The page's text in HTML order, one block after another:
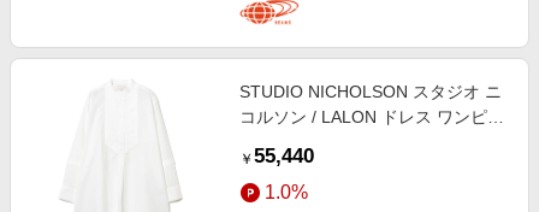
STUDIO NICHOLSON スタジオ ニ
コルソン / LALON ドレス ワンピー
￥ 55,440
1.0%